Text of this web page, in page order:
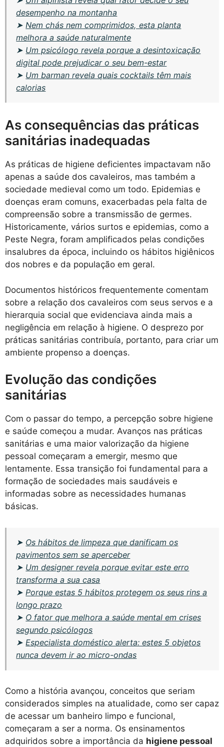
desempenho na montanha
➤ Nem chás nem comprimidos, esta planta
melhora a saúde naturalmente
➤ Um psicólogo revela porque a desintoxicação
digital pode prejudicar o seu bem-estar
➤ Um barman revela quais cocktails têm mais
calorias
As consequências das práticas
sanitárias inadequadas
As práticas de higiene deficientes impactavam não
apenas a saúde dos cavaleiros, mas também a
sociedade medieval como um todo. Epidemias e
doenças eram comuns, exacerbadas pela falta de
compreensão sobre a transmissão de germes.
Historicamente, vários surtos e epidemias, como a
Peste Negra, foram amplificados pelas condições
insalubres da época, incluindo os hábitos higiênicos
dos nobres e da população em geral.
Documentos históricos frequentemente comentam
sobre a relação dos cavaleiros com seus servos e a
hierarquia social que evidenciava ainda mais a
negligência em relação à higiene. O desprezo por
práticas sanitárias contribuía, portanto, para criar um
ambiente propenso a doenças.
Evolução das condições
sanitárias
Com o passar do tempo, a percepção sobre higiene
e saúde começou a mudar. Avanços nas práticas
sanitárias e uma maior valorização da higiene
pessoal começaram a emergir, mesmo que
lentamente. Essa transição foi fundamental para a
formação de sociedades mais saudáveis e
informadas sobre as necessidades humanas
básicas.
➤ Os hábitos de limpeza que danificam os
pavimentos sem se aperceber
➤ Um designer revela porque evitar este erro
transforma a sua casa
➤Porque estas 5 hábitos protegem os seus rins a
longo prazo
➤ O fator que melhora a saúde mental em crises
segundo psicólogos
➤Especialista doméstico alerta: estes 5 objetos
nunca devem ir ao micro-ondas
Como a história avançou, conceitos que seriam
considerados simples na atualidade, como ser capaz
de acessar um banheiro limpo e funcional,
começaram a ser a norma. Os ensinamentos
adquiridos sobre a importância da higiene pessoal